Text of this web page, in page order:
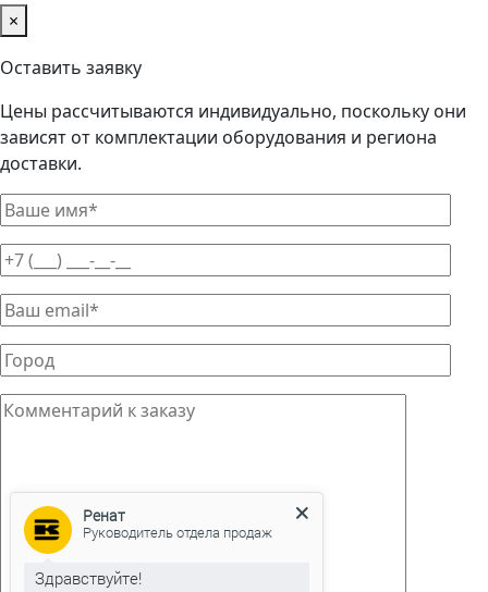
×
Оставить заявку
Цены рассчитываются индивидуально, поскольку они
зависят от комплектации оборудования и региона
доставки.
Ренат
Руководитель отдела продаж
Здравствуйте!